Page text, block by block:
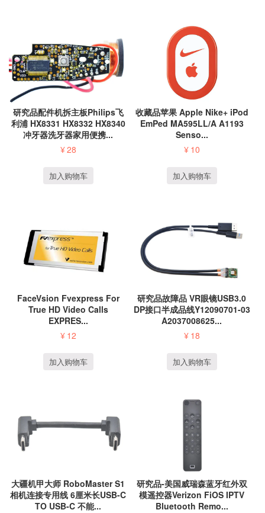
研究品配件机拆主板Philips飞
利浦 HX8331 HX8332 HX8340
冲牙器洗牙器家用便携...
¥28
加入购物车
收藏品苹果 Apple Nike+ iPod
EmPed MA595LL/A A1193
Senso...
¥ 10
加入购物车
FaceVsion Fvexpress For
True HD Video Calls
EXPRES...
¥ 12
加入购物车
研究品故障品 VR眼镜USB3.0
DP接口半成品线Y12090701-03
A2037008625...
¥ 18
加入购物车
大疆机甲大师 RoboMaster S1
相机连接专用线 6厘米长USB-C
TO USB-C 不能...
研究品-美国威瑞森蓝牙红外双
模遥控器Verizon FiOS IPTV
Bluetooth Remo...